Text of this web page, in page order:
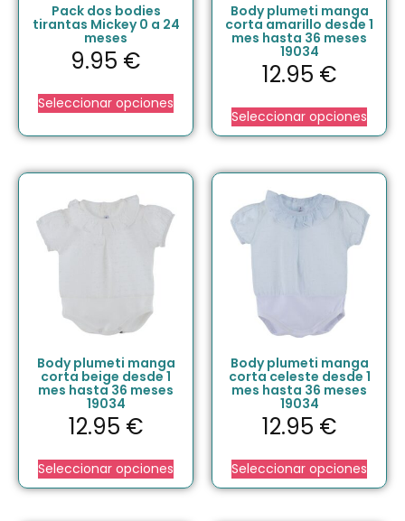
Pack dos bodies
tirantas Mickey 0 a 24
meses
9.95 €
Seleccionar opciones
Body plumeti manga
corta amarillo desde 1
mes hasta 36 meses
19034
12.95 €
Seleccionar opciones
Body plumeti manga
corta beige desde 1
mes hasta 36 meses
19034
12.95 €
Seleccionar opciones
Body plumeti manga
corta celeste desde 1
mes hasta 36 meses
19034
12.95 €
Seleccionar opciones